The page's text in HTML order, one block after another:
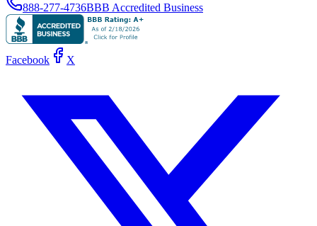
888-277-4736BBB Accredited Business
Facebook X